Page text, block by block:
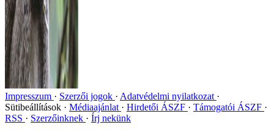
Impresszum Szerzői jogok
Adatvédelmi nyilatkozat
Sütibeállítások
Médiaajánlat Hirdetői ÁSZF
Támogatói ÁSZF
RSS
Szerzőinknek Írj nekünk